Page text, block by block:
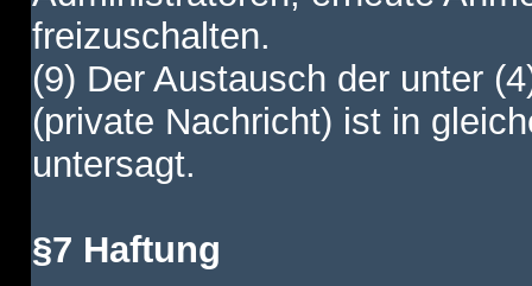
freizuschalten.
(9) Der Austausch der unter
(private Nachricht) ist in
untersagt.
§7 Haftung